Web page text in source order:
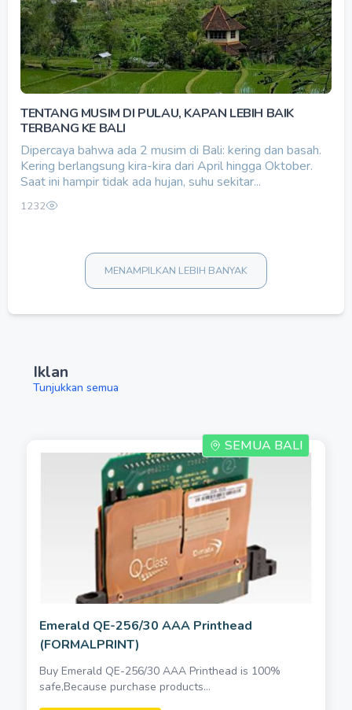
TENTANG MUSIM DI PULAU, KAPAN LEBIH BAIK
TERBANG KE BALI
Dipercaya bahwa ada 2 musim di Bali: kering dan basah.
Kering berlangsung kira-kira dari April hingga Oktober.
Saat ini hampir tidak ada hujan, suhu sekitar...
1232
MENAMPILKAN LEBIH BANYAK
Iklan
Tunjukkan semua
SEMUA BALI
Emerald QE-256/30 AAA Printhead
(FORMALPRINT)
Buy Emerald QE-256/30 AAA Printhead is 100%
safe,Because purchase products...